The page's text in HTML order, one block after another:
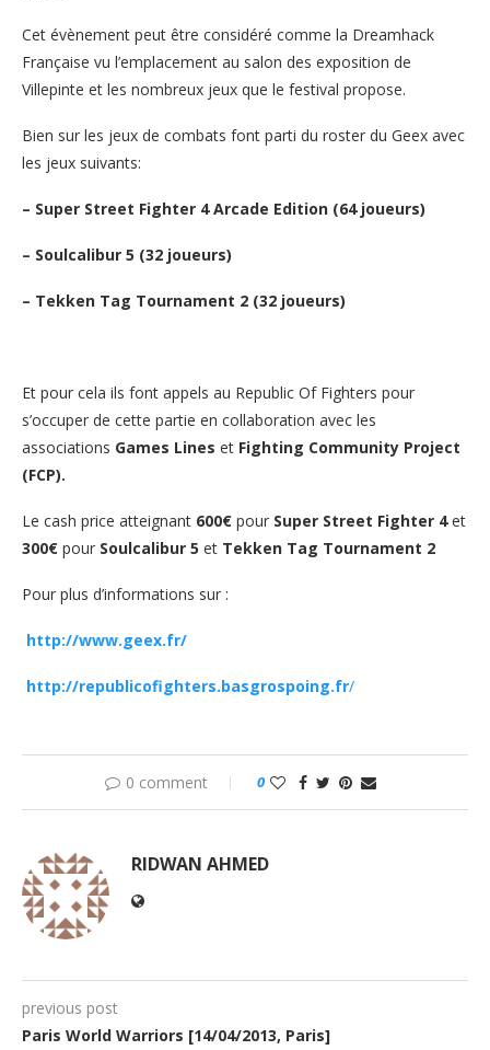
Cet évènement peut être considéré comme la Dreamhack
Française vu l’emplacement au salon des exposition de
Villepinte et les nombreux jeux que le festival propose.
Bien sur les jeux de combats font parti du roster du Geex avec
les jeux suivants:
– Super Street Fighter 4 Arcade Edition (64 joueurs)
– Soulcalibur 5 (32 joueurs)
– Tekken Tag Tournament 2 (32 joueurs)
Et pour cela ils font appels au Republic Of Fighters pour
s’occuper de cette partie en collaboration avec les
associations Games Lines et Fighting Community Project
(FCP).
Le cash price atteignant 600€ pour Super Street Fighter 4et
300€ pour Soulcalibur 5 et Tekken Tag Tournament 2
Pour plus d’informations sur :
http://www.geex.fr/
http://republicofighters.basgrospoing.fr/
0 comment 0
RIDWAN AHMED
previous post
Paris World Warriors [14/04/2013, Paris]